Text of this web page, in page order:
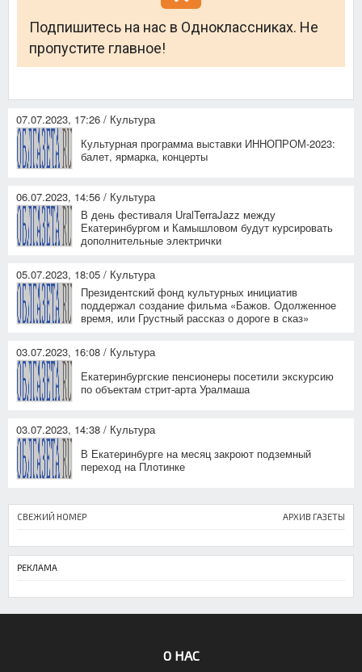
Подпишитесь на нас в Одноклассниках. Не
пропустите главное!
07.07.2023, 17:26 / Культура
Культурная программа выставки ИННОПРОМ-2023:
балет, ярмарка, концерты
06.07.2023, 14:56 / Культура
В день фестиваля UralTerraJazz между
Екатеринбургом и Камышловом будут курсировать
дополнительные электрички
05.07.2023, 18:05 / Культура
Президентский фонд культурных инициатив
поддержал создание фильма «Бажов. Одолженное
время, или Грустный рассказ о дороге в сказ»
03.07.2023, 16:08 / Культура
Екатеринбургские пенсионеры посетили экскурсию
по объектам стрит-арта Уралмаша
03.07.2023, 14:38 / Культура
В Екатеринбурге на месяц закроют подземный
переход на Плотинке
СВЕЖИЙ НОМЕР АРХИВ ГАЗЕТЫ
РЕКЛАМА
О НАС